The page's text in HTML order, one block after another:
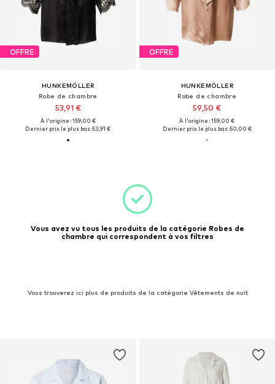
OFFRE
HUNKEMÖLLER
Robe de chambre
53,91 €
À l'origine : 159,00 €
Dernier prix le plus bas :53,91 €
OFFRE
HUNKEMÖLLER
Robe de chambre
59,50 €
À l'origine : 159,00 €
Dernier prix le plus bas :50,00 €
Vous avez vu tous les produits de la catégorie Robes de
chambre qui correspondent à vos filtres
Vous trouverez ici plus de produits de la catégorie Vêtements de nuit